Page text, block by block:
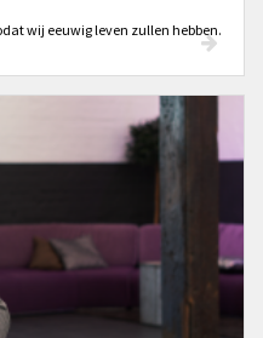
wij eeuwig leven zullen hebben.